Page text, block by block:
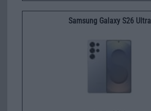
Samsung Galaxy S26 Ultra